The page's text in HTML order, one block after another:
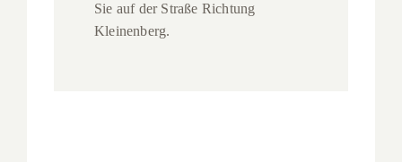
Sie auf der Straße Richtung
Kleinenberg.